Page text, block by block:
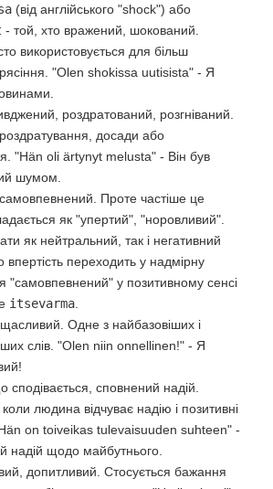
(від англійського "shock") або
- той, хто вражений, шокований.
використовується для більш
"Olen shokissa uutisista" - Я
роздратований, розгніваний.
досади або
"Hän oli ärtynyt melusta" - Він був
шумом.
Проте частіше це
як "упертий", "норовливий".
як нейтральний, так і негативний
впертість переходить у надмірну
"самовпевнений" у позитивному сенсі
itsevarma
Одне з найбазовіших і
слів. "Olen niin onnellinen!" - Я
сподівається, сповнений надій.
людина відчуває надію і позитивні
on toiveikas tulevaisuuden suhteen" -
надій щодо майбутнього.
допитливий. Стосується бажання